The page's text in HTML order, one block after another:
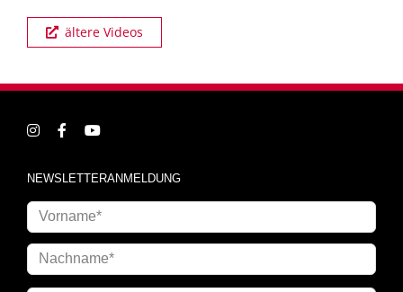
ältere Videos
NEWSLETTERANMELDUNG